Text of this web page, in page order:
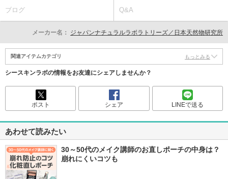
ブログ Q&A
メーカー名： ジャパンナチュラルラボラトリーズ／日本天然物研究所
関連アイテムカテゴリ もっとみる
シースキンラボの情報をお友達にシェアしませんか？
ポスト シェア LINEで送る
あわせて読みたい
30～50代のメイク講師のお直しポーチの中身は？
崩れにくいコツも